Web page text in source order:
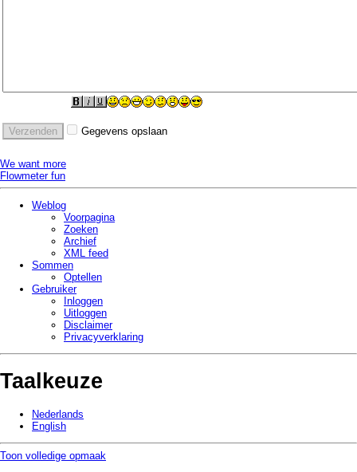
Gegevens opslaan
We want more
Flowmeter fun
Weblog
Voorpagina
Zoeken
Archief
XML feed
Sommen
Optellen
Gebruiker
Inloggen
Uitloggen
Disclaimer
Privacy­verklaring
Taalkeuze
Nederlands
English
Toon volledige opmaak